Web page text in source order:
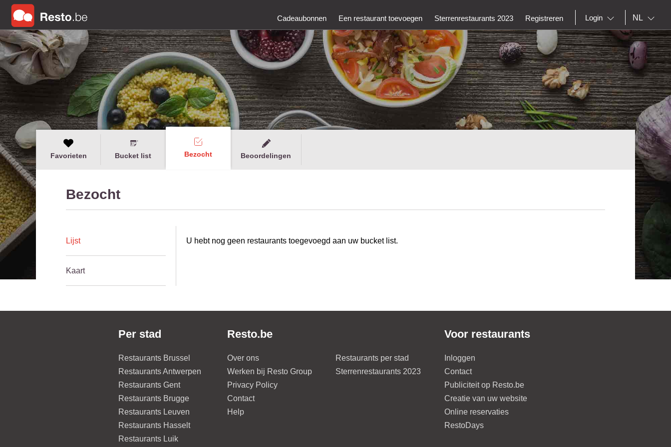
Cadeaubonnen Een restaurant toevoegen Sterrenrestaurants 2023 Registreren Login NL
Favorieten Bucket list Bezocht Beoordelingen
Bezocht
Lijst
Kaart
U hebt nog geen restaurants toegevoegd aan uw bucket list.
Per stad
Restaurants Brussel
Restaurants Antwerpen
Restaurants Gent
Restaurants Brugge
Restaurants Leuven
Restaurants Hasselt
Restaurants Luik
Resto.be
Over ons
Werken bij Resto Group
Privacy Policy
Contact
Help
Restaurants per stad
Sterrenrestaurants 2023
Voor restaurants
Inloggen
Contact
Publiciteit op Resto.be
Creatie van uw website
Online reservaties
RestoDays